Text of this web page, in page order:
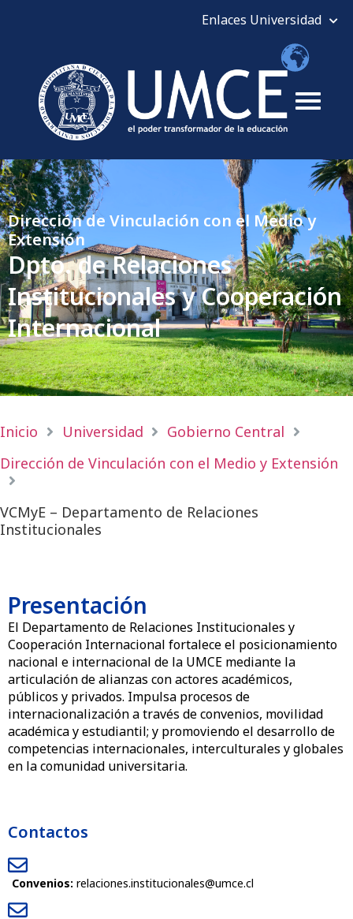
Dirección de Vinculación con el Medio y
Extensión
Dpto. de Relaciones
Institucionales y Cooperación
Internacional
Inicio Universidad
Gobierno Central
Dirección de Vinculación con el Medio y Extensión
VCMyE – Departamento de Relaciones
Institucionales
Presentación
El Departamento de Relaciones Institucionales y
Cooperación Internacional fortalece el posicionamiento
nacional e internacional de la UMCE mediante la
articulación de alianzas con actores académicos,
públicos y privados. Impulsa procesos de
internacionalización a través de convenios, movilidad
académica y estudiantil; y promoviendo el desarrollo de
competencias internacionales, interculturales y globales
en la comunidad universitaria.
Contactos
Convenios: relaciones.institucionales@umce.cl